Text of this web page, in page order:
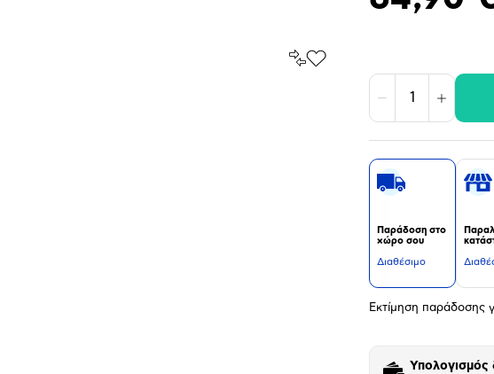
Σύγκρινέ
Προσθήκη
Μείωση Αύξηση
Παράδοση στο
χώρο σου
Διαθέσιμο
Εκτίμηση παράδοσης